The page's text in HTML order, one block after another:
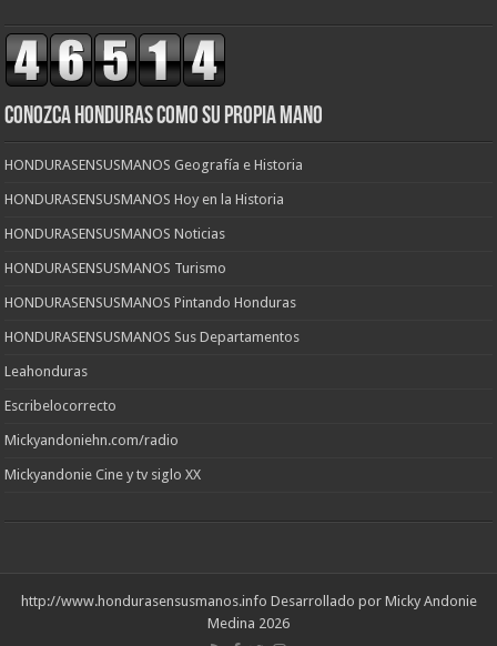
CONOZCA HONDURAS COMO SU PROPIA MANO
HONDURASENSUSMANOS Geografía e Historia
HONDURASENSUSMANOS Hoy en la Historia
HONDURASENSUSMANOS Noticias
HONDURASENSUSMANOS Turismo
HONDURASENSUSMANOS Pintando Honduras
HONDURASENSUSMANOS Sus Departamentos
Leahonduras
Escribelocorrecto
Mickyandoniehn.com/radio
Mickyandonie Cine y tv siglo XX
http://www.hondurasensusmanos.info Desarrollado por Micky Andonie
Medina 2026